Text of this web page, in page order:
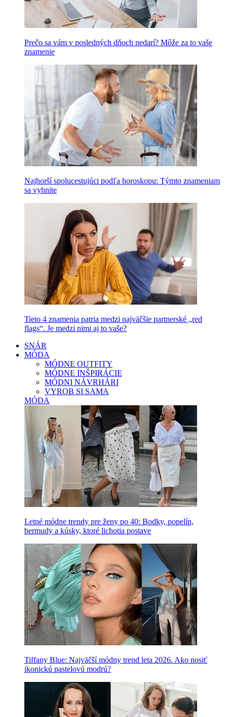
Prečo sa vám v posledných dňoch nedarí? Môže za to vaše
znamenie
Najhorší spolucestujúci podľa horoskopu: Týmto znameniam
sa vyhnite
Tieto 4 znamenia patria medzi najväčšie partnerské „red
flags“. Je medzi nimi aj to vaše?
SNÁR
MÓDA
MÓDNE OUTFITY
MÓDNE INŠPIRÁCIE
MÓDNI NÁVRHÁRI
VYROB SI SAMA
MÓDA
Letné módne trendy pre ženy po 40: Bodky, popelín,
bermudy a kúsky, ktoré lichotia postave
Tiffany Blue: Najväčší módny trend leta 2026. Ako nosiť
ikonickú pastelovú modrú?